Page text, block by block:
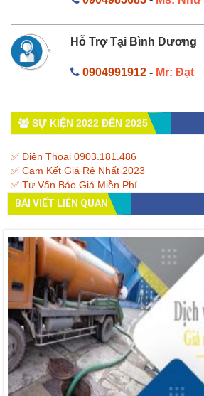
Hỗ Trợ Tại Bình Dương
0904991912- Mr: Đạt
SỰ KIỆN 2022 ĐẾN 2025
✅ Điện Thoại 0903.181.486
✅ Cam Kết Giá Rẻ Nhất 2023
✅ Tư Vấn Báo Giá Miễn Phí
BÀI VIẾT LIÊN QUAN